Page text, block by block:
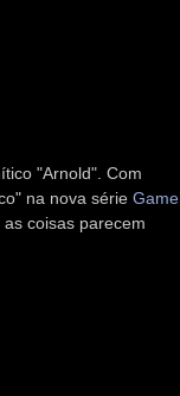
"Arnold". Com
na nova série Game
coisas parecem